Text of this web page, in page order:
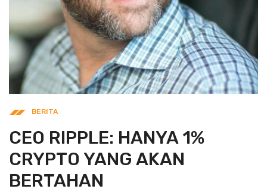
BERITA
CEO RIPPLE: HANYA 1%
CRYPTO YANG AKAN
BERTAHAN